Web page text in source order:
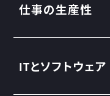
仕事の生産性
ITとソフトウェア